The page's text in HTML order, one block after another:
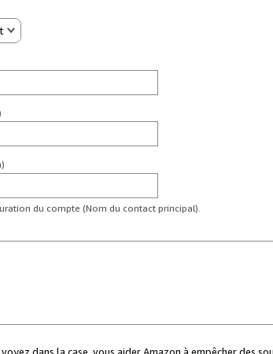
du compte (Nom du contact principal).